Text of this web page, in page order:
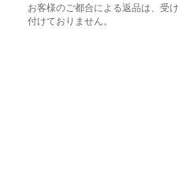
お客様のご都合による返品は、受け
付けておりません。